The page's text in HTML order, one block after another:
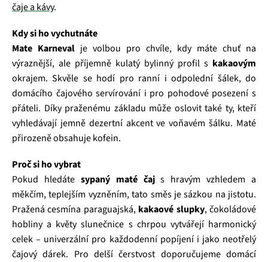
čaje a kávy.
Kdy si ho vychutnáte
Mate Karneval je volbou pro chvíle, kdy máte chuť na
výraznější, ale příjemně kulatý bylinný profil s kakaovým
okrajem. Skvěle se hodí pro ranní i odpolední šálek, do
domácího čajového servírování i pro pohodové posezení s
přáteli. Díky praženému základu může oslovit také ty, kteří
vyhledávají jemně dezertní akcent ve voňavém šálku. Maté
přirozeně obsahuje kofein.
Proč si ho vybrat
Pokud hledáte sypaný maté čajs hravým vzhledem a
měkčím, teplejším vyzněním, tato směs je sázkou na jistotu.
Pražená cesmína paraguajská, kakaové slupky, čokoládové
hobliny a květy slunečnice s chrpou vytvářejí harmonický
celek – univerzální pro každodenní popíjení i jako neotřelý
čajový dárek. Pro delší čerstvost doporučujeme domácí